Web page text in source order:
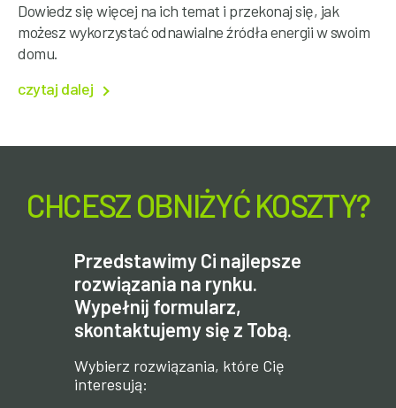
Dowiedz się więcej na ich temat i przekonaj się, jak
możesz wykorzystać odnawialne źródła energii w swoim
domu.
czytaj dalej
CHCESZ OBNIŻYĆ KOSZTY?
Przedstawimy Ci najlepsze
rozwiązania na rynku.
Wypełnij formularz,
skontaktujemy się z Tobą.
Wybierz rozwiązania, które Cię
interesują: